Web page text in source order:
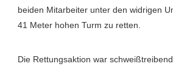
beiden Mitarbeiter unter den widrigen
41 Meter hohen Turm zu retten.
Die Rettungsaktion war